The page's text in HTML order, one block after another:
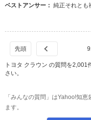
ベストアンサー： 純正それとも
トヨタ クラウン の質問を2,001
さい。
「みんなの質問」はYahoo!知
ます。